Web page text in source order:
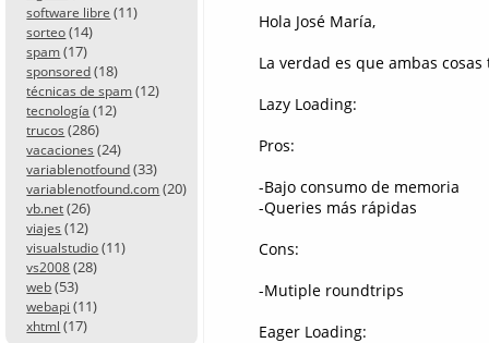
software libre (11)
sorteo (14)
spam (17)
sponsored (18)
técnicas de spam (12)
tecnología (12)
trucos (286)
vacaciones (24)
variablenotfound (33)
variablenotfound.com (20)
vb.net (26)
viajes (12)
visualstudio (11)
vs2008 (28)
web (53)
webapi (11)
xhtml (17)
Hola José María,
La verdad es que ambas
Lazy Loading:
Pros:
-Bajo consumo de memoria
-Queries más rápidas
Cons:
-Mutiple roundtrips
Eager Loading: